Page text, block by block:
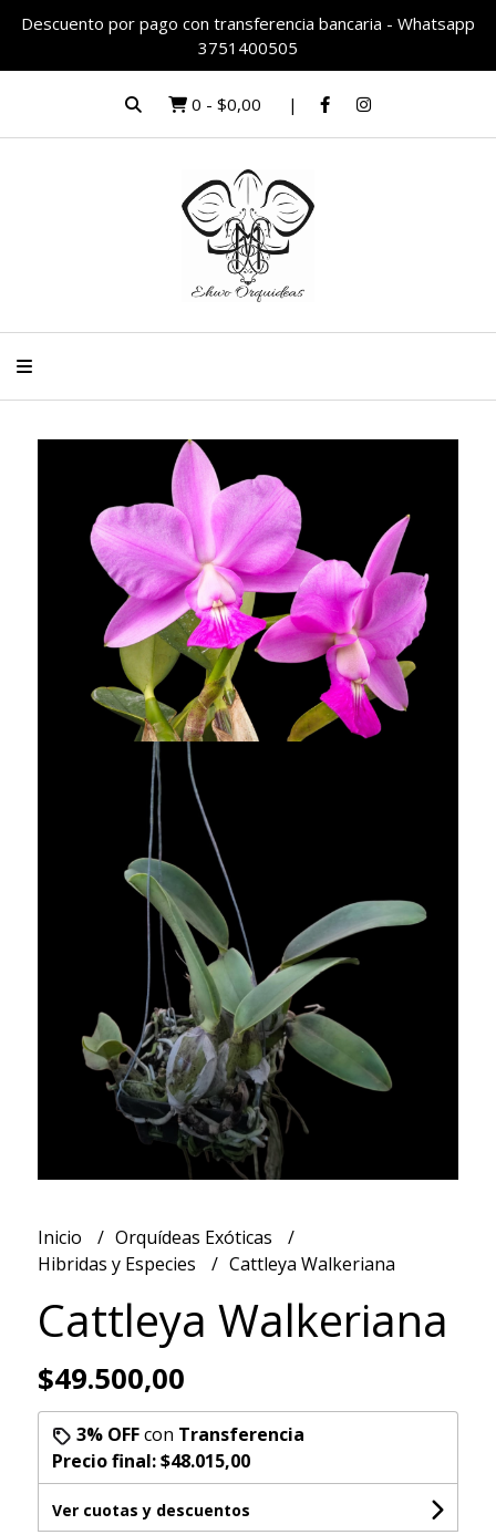
Descuento por pago con transferencia bancaria - Whatsapp
3751400505
0 - $0,00
Inicio
Orquídeas Exóticas
Hibridas y Especies
Cattleya Walkeriana
Cattleya Walkeriana
$49.500,00
3% OFFcon Transferencia
Precio final:$48.015,00
Ver cuotas y descuentos